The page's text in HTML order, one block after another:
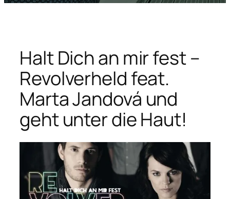
Halt Dich an mir fest –
Revolverheld feat.
Marta Jandová und
geht unter die Haut!